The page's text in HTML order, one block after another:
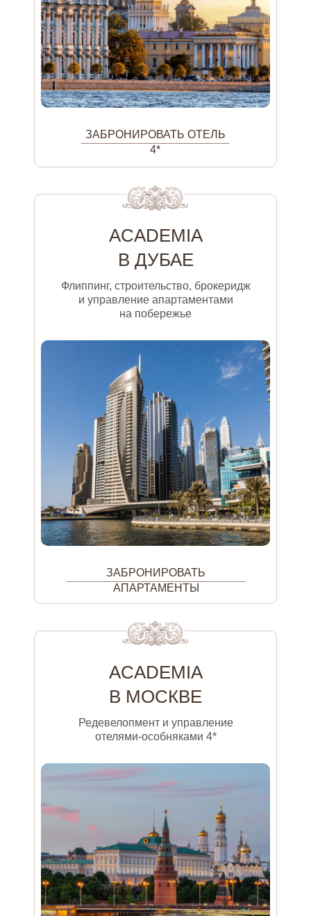
ЗАБРОНИРОВАТЬ ОТЕЛЬ
4*
ACADEMIA
В ДУБАЕ
ЗАБРОНИРОВАТЬ
АПАРТАМЕНТЫ
Флиппинг, строительство, брокеридж
и управление апартаментами
на побережье
ACADEMIA
В МОСКВЕ
Редевелопмент и управление
отелями-особняками 4*